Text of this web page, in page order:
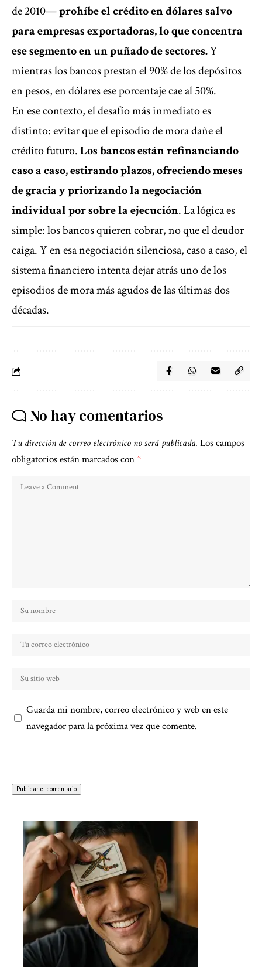
de 2010—prohíbe el crédito en dólares salvo
para empresas exportadoras, lo que concentra
ese segmento en un puñado de sectores.Y
mientras los bancos prestan el 90% de los depósitos
en pesos, en dólares ese porcentaje cae al 50%.
En ese contexto, el desafío más inmediato es
distinto: evitar que el episodio de mora dañe el
crédito futuro.Los bancos están refinanciando
caso a caso, estirando plazos, ofreciendo meses
de gracia y priorizando la negociación
individual por sobre la ejecución. La lógica es
simple: los bancos quieren cobrar, no que el deudor
caiga. Y en esa negociación silenciosa, caso a caso, el
sistema financiero intenta dejar atrás uno de los
episodios de mora más agudos de las últimas dos
décadas.
No hay comentarios
Tu dirección de correo electrónico no será publicada. Los campos
obligatorios están marcados con*
Guarda mi nombre, correo electrónico y web en este
navegador para la próxima vez que comente.